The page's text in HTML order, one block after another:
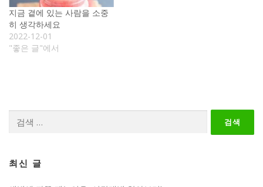
지금 곁에 있는 사람을 소중
히 생각하세요
2022-12-01
"좋은 글"에서
최신 글